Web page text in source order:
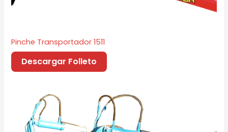
Pinche Transportador 1511
Descargar Folleto